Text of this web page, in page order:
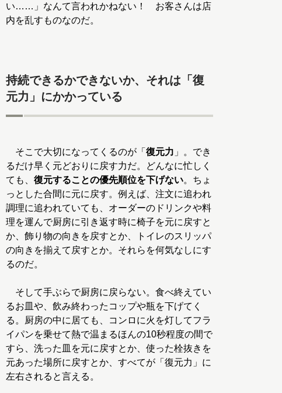
い……」なんて言われかねない！ お客さんは店
内を乱すものなのだ。
持続できるかできないか、それは「復
元力」にかかっている
そこで大切になってくるのが「 復元力 」。でき
るだけ早く元どおりに戻す力だ。どんなに忙しく
ても、 復元することの優先順位を下げない。ちょ
っとした合間に元に戻す。例えば、注文に追われ
調理に追われていても、オーダーのドリンクや料
理を運んで厨房に引き返す時に椅子を元に戻すと
か、飾り物の向きを戻すとか、トイレのスリッパ
の向きを揃えて戻すとか。それらを何気なしにす
るのだ。
そして手ぶらで厨房に戻らない。食べ終えてい
るお皿や、飲み終わったコップや瓶を下げてく
る。厨房の中に居ても、コンロに火を灯してフラ
イパンを乗せて熱で温まるほんの10秒程度の間で
すら、洗った皿を元に戻すとか、使った栓抜きを
元あった場所に戻すとか、すべてが「復元力」に
左右されると言える。